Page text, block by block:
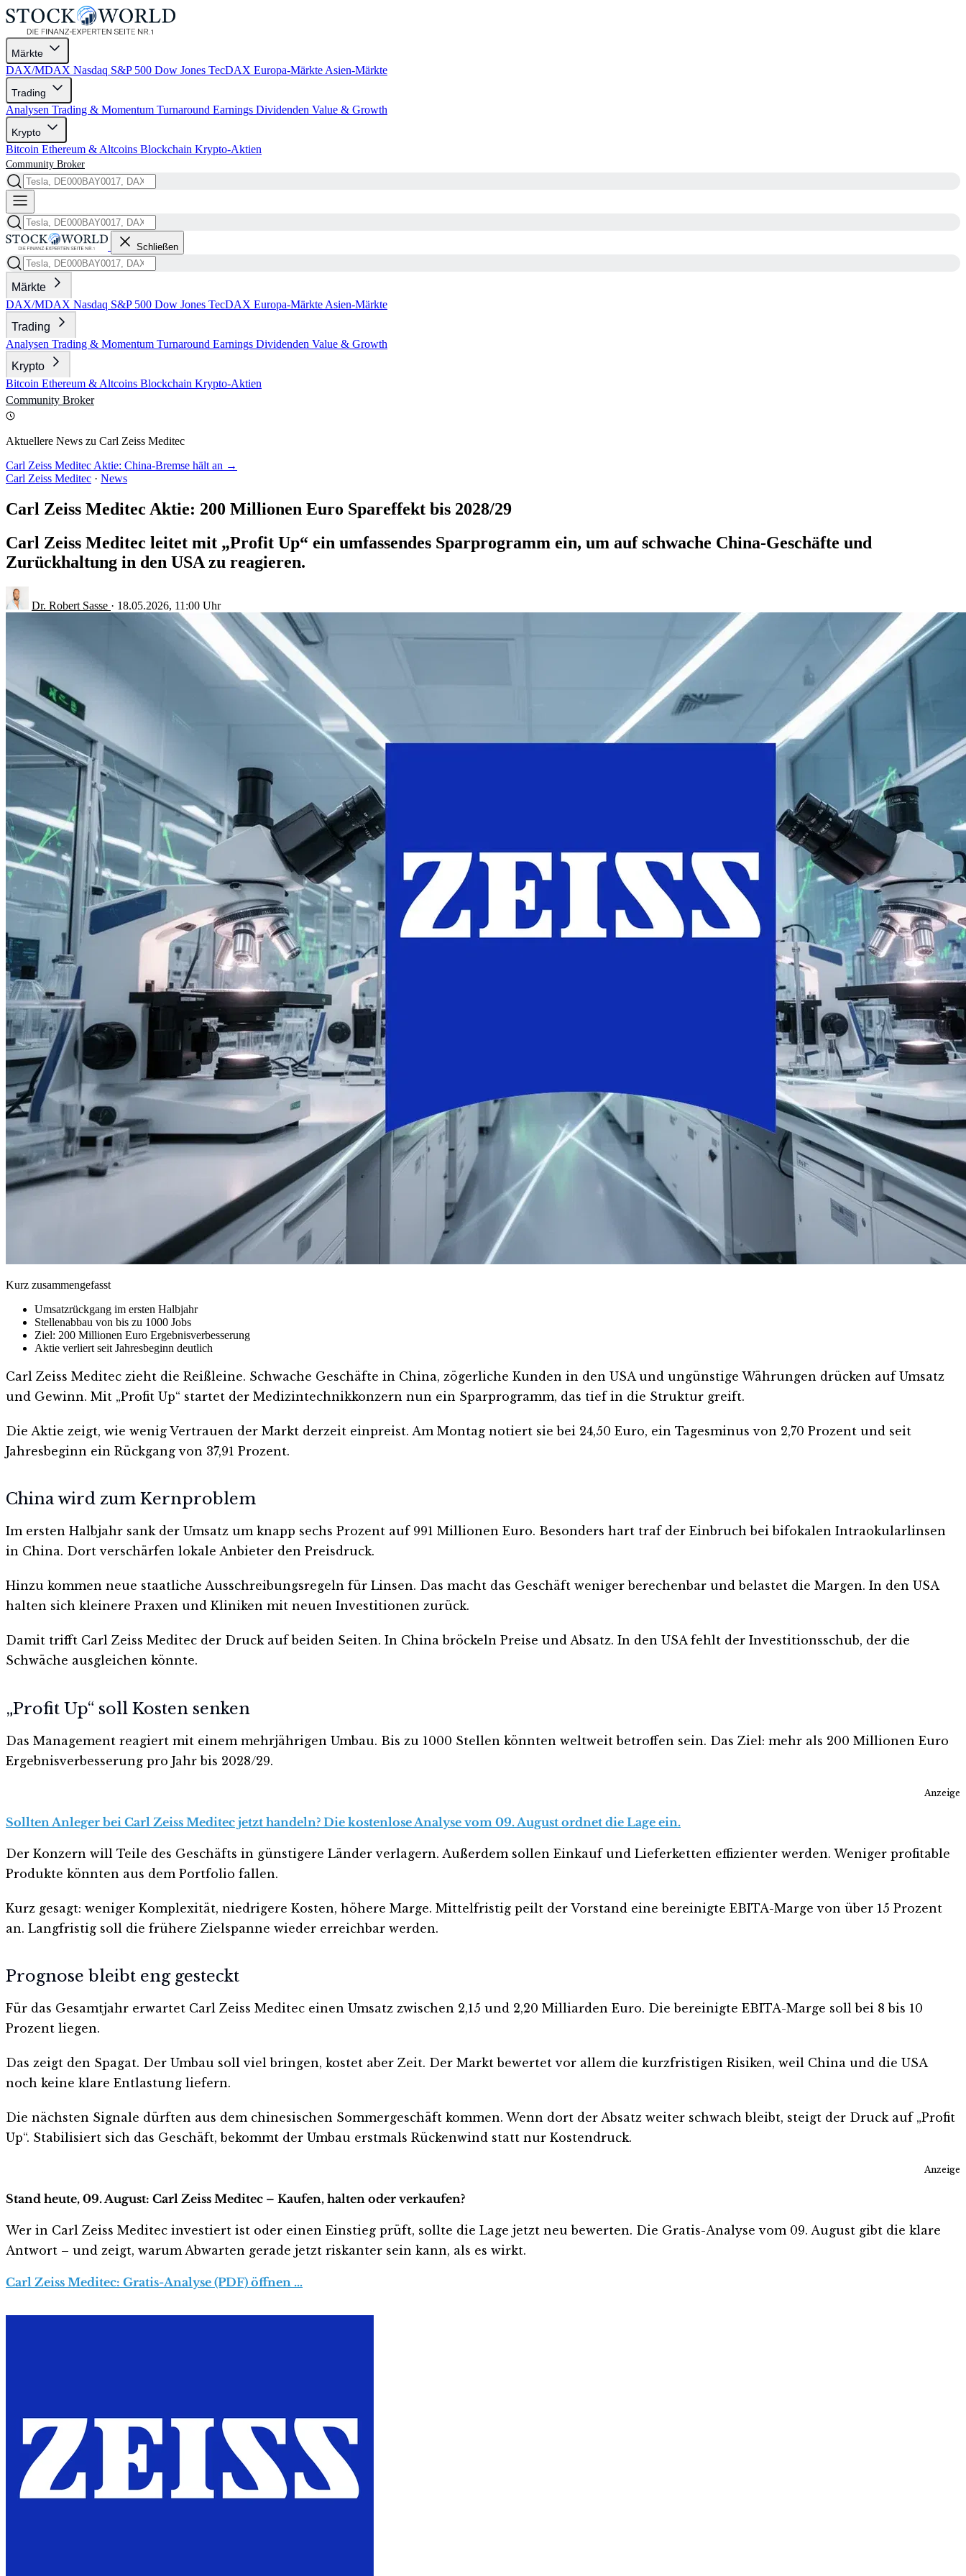
Märkte
DAX/MDAX Nasdaq S&P 500 Dow Jones TecDAX Europa-Märkte Asien-Märkte
Trading
Analysen Trading & Momentum Turnaround Earnings Dividenden Value & Growth
Krypto
Bitcoin Ethereum & Altcoins Blockchain Krypto-Aktien
Community Broker
Schließen
Märkte
DAX/MDAX Nasdaq S&P 500 Dow Jones TecDAX Europa-Märkte Asien-Märkte
Trading
Analysen Trading & Momentum Turnaround Earnings Dividenden Value & Growth
Krypto
Bitcoin Ethereum & Altcoins Blockchain Krypto-Aktien
Community Broker
Aktuellere News zu Carl Zeiss Meditec
Carl Zeiss Meditec Aktie: China-Bremse hält an →
Carl Zeiss Meditec · News
Carl Zeiss Meditec Aktie: 200 Millionen Euro Spareffekt bis 2028/29
Carl Zeiss Meditec leitet mit „Profit Up“ ein umfassendes Sparprogramm ein, um auf schwache China-Geschäfte und
Zurückhaltung in den USA zu reagieren.
Dr. Robert Sasse · 18.05.2026, 11:00 Uhr
Kurz zusammengefasst
Umsatzrückgang im ersten Halbjahr
Stellenabbau von bis zu 1000 Jobs
Ziel: 200 Millionen Euro Ergebnisverbesserung
Aktie verliert seit Jahresbeginn deutlich
Carl Zeiss Meditec zieht die Reißleine. Schwache Geschäfte in China, zögerliche Kunden in den USA und ungünstige Währungen drücken auf Umsatz
und Gewinn. Mit „Profit Up“ startet der Medizintechnikkonzern nun ein Sparprogramm, das tief in die Struktur greift.
Die Aktie zeigt, wie wenig Vertrauen der Markt derzeit einpreist. Am Montag notiert sie bei 24,50 Euro, ein Tagesminus von 2,70 Prozent und seit
Jahresbeginn ein Rückgang von 37,91 Prozent.
China wird zum Kernproblem
Im ersten Halbjahr sank der Umsatz um knapp sechs Prozent auf 991 Millionen Euro. Besonders hart traf der Einbruch bei bifokalen Intraokularlinsen
in China. Dort verschärfen lokale Anbieter den Preisdruck.
Hinzu kommen neue staatliche Ausschreibungsregeln für Linsen. Das macht das Geschäft weniger berechenbar und belastet die Margen. In den USA
halten sich kleinere Praxen und Kliniken mit neuen Investitionen zurück.
Damit trifft Carl Zeiss Meditec der Druck auf beiden Seiten. In China bröckeln Preise und Absatz. In den USA fehlt der Investitionsschub, der die
Schwäche ausgleichen könnte.
„Profit Up“ soll Kosten senken
Das Management reagiert mit einem mehrjährigen Umbau. Bis zu 1000 Stellen könnten weltweit betroffen sein. Das Ziel: mehr als 200 Millionen Euro
Ergebnisverbesserung pro Jahr bis 2028/29.
Anzeige
Sollten Anleger bei Carl Zeiss Meditec jetzt handeln? Die kostenlose Analyse vom 09. August ordnet die Lage ein.
Der Konzern will Teile des Geschäfts in günstigere Länder verlagern. Außerdem sollen Einkauf und Lieferketten effizienter werden. Weniger profitable
Produkte könnten aus dem Portfolio fallen.
Kurz gesagt: weniger Komplexität, niedrigere Kosten, höhere Marge. Mittelfristig peilt der Vorstand eine bereinigte EBITA-Marge von über 15 Prozent
an. Langfristig soll die frühere Zielspanne wieder erreichbar werden.
Prognose bleibt eng gesteckt
Für das Gesamtjahr erwartet Carl Zeiss Meditec einen Umsatz zwischen 2,15 und 2,20 Milliarden Euro. Die bereinigte EBITA-Marge soll bei 8 bis 10
Prozent liegen.
Das zeigt den Spagat. Der Umbau soll viel bringen, kostet aber Zeit. Der Markt bewertet vor allem die kurzfristigen Risiken, weil China und die USA
noch keine klare Entlastung liefern.
Die nächsten Signale dürften aus dem chinesischen Sommergeschäft kommen. Wenn dort der Absatz weiter schwach bleibt, steigt der Druck auf „Profit
Up“. Stabilisiert sich das Geschäft, bekommt der Umbau erstmals Rückenwind statt nur Kostendruck.
Anzeige
Stand heute, 09. August: Carl Zeiss Meditec – Kaufen, halten oder verkaufen?
Wer in Carl Zeiss Meditec investiert ist oder einen Einstieg prüft, sollte die Lage jetzt neu bewerten. Die Gratis-Analyse vom 09. August gibt die klare
Antwort – und zeigt, warum Abwarten gerade jetzt riskanter sein kann, als es wirkt.
Carl Zeiss Meditec: Gratis-Analyse (PDF) öffnen …